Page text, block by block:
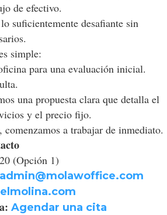
de efectivo.
suficientemente desafiante sin
simple:
para una evaluación inicial.
una propuesta clara que detalla el
y el precio fijo.
comenzamos a trabajar de inmediato.
(Opción 1)
admin@molawoffice.com
Agendar una cita